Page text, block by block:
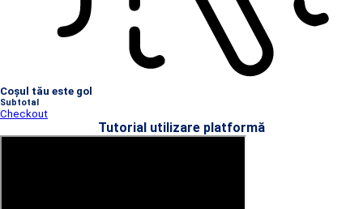
Coșul tău este gol
Subtotal
Checkout
Tutorial utilizare platformă